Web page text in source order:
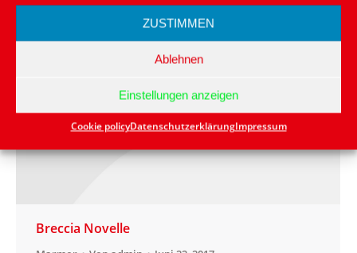
ZUSTIMMEN
Ablehnen
Einstellungen anzeigen
Cookie policyDatenschutzerklärungImpressum
Breccia Novelle